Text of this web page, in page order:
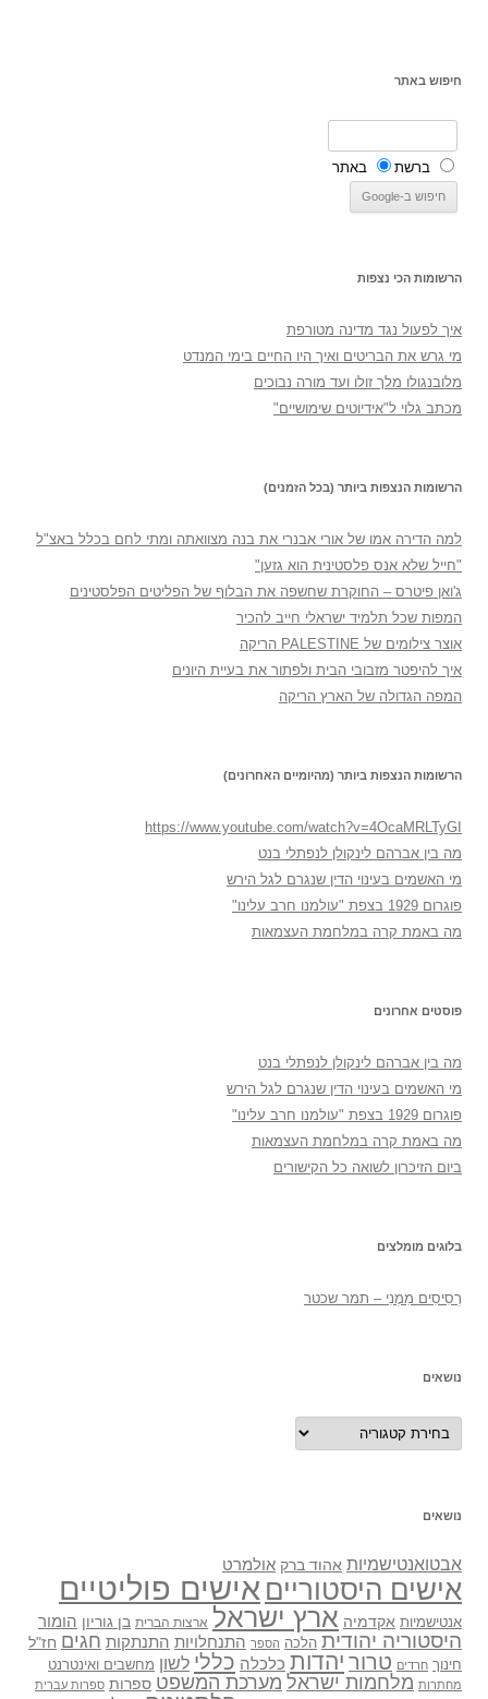
חיפוש באתר
ברשת באתר
הרשומות הכי נצפות
איך לפעול נגד מדינה מטורפת
מי גרש את הבריטים ואיך היו החיים בימי המנדט
מלובנגולו מלך זולו ועד מורה נבוכים
מכתב גלוי ל"אידיוטים שימושיים"
הרשומות הנצפות ביותר (בכל הזמנים)
למה הדירה אמו של אורי אבנרי את בנה מצוואתה ומתי לחם בכלל באצ"ל
"חייל שלא אנס פלסטינית הוא גזען"
ג'ואן פיטרס – החוקרת שחשפה את הבלוף של הפליטים הפלסטינים
המפות שכל תלמיד ישראלי חייב להכיר
אוצר צילומים של PALESTINE הריקה
איך להיפטר מזבובי הבית ולפתור את בעיית היונים
המפה הגדולה של הארץ הריקה
הרשומות הנצפות ביותר (מהיומיים האחרונים)
https://www.youtube.com/watch?v=4OcaMRLTyGI
מה בין אברהם לינקולן לנפתלי בנט
מי האשמים בעינוי הדין שנגרם לגל הירש
פוגרום 1929 בצפת "עולמנו חרב עלינו"
מה באמת קרה במלחמת העצמאות
פוסטים אחרונים
מה בין אברהם לינקולן לנפתלי בנט
מי האשמים בעינוי הדין שנגרם לגל הירש
פוגרום 1929 בצפת "עולמנו חרב עלינו"
מה באמת קרה במלחמת העצמאות
ביום הזיכרון לשואה כל הקישורים
בלוגים מומלצים
רְסִיסִים מִמֶנִי – תמר שכטר
נושאים
נושאים
נושאים
אבטואנטישמיות אהוד ברק אולמרט
אישים היסטוריים אישים פוליטיים
אנטישמיות אקדמיה ארץ ישראל ארצות הברית בן גוריון הומור
היסטוריה יהודית הלכה הספר התנחלויות התנתקות חגים חז"ל
חינוך חרדים טרור יהדות כלכלה כללי לשון מחשבים ואינטרנט
מחתרות מלחמות ישראל מערכת המשפט ספרות ספרות עברית